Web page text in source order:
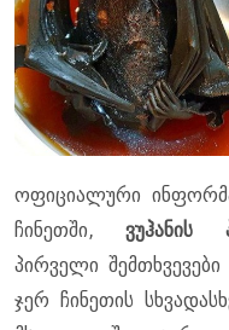
ოფიციალური
ჩინეთში, ვუჰანის
პირველი
ჯერ ჩინეთის